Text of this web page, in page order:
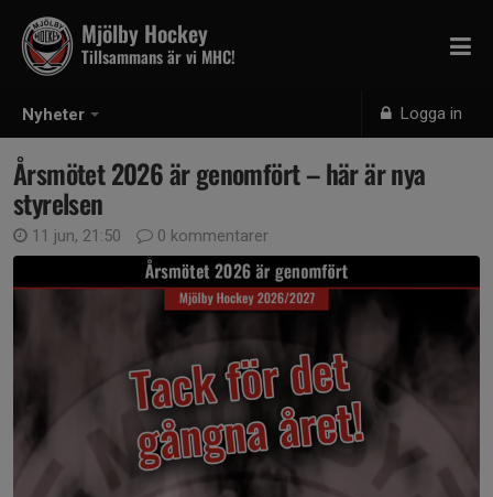
Nyheter Logga in
Mjölby Hockey
Tillsammans är vi MHC!
Årsmötet 2026 är genomfört – här är nya
styrelsen
11 jun, 21:50 0 kommentarer